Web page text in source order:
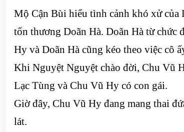
Mộ Cận Bùi hiểu tình cảnh khó xử
tổn thương Doãn Hà. Doãn Hà từ chức
Hy và Doãn Hà cũng kéo theo việc cô
Khi Nguyệt Nguyệt chào đời, Chu Vũ
Lạc Tùng và Chu Vũ Hy có con gái.
Giờ đây, Chu Vũ Hy đang mang thai
lát.